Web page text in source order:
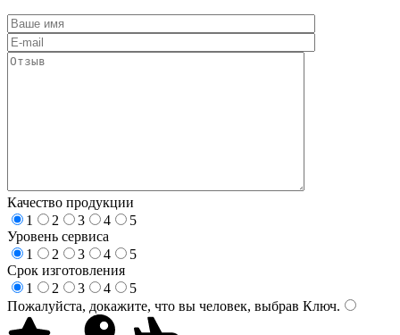
Качество продукции
1
2 3 4
5
Уровень сервиса
1
2 3 4
5
Срок изготовления
1
2 3 4
5
Пожалуйста, докажите, что вы человек, выбрав Ключ.